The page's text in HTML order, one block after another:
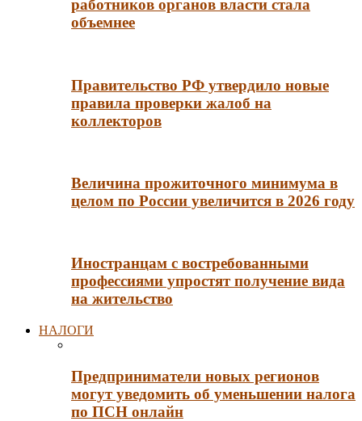
работников органов власти стала
объемнее
Правительство РФ утвердило новые
правила проверки жалоб на
коллекторов
Величина прожиточного минимума в
целом по России увеличится в 2026 году
Иностранцам с востребованными
профессиями упростят получение вида
на жительство
НАЛОГИ
Предприниматели новых регионов
могут уведомить об уменьшении налога
по ПСН онлайн